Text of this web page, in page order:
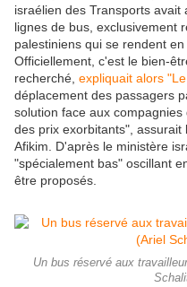
israélien des Transports
lignes de bus, exclusivement
palestiniens qui se rendent en
Officiellement, c'est le bien-
recherché, expliquait alors
déplacement des passagers
solution face aux
des prix exorbitants",
Afikim. D'après le ministère
"spécialement bas" oscillant
être proposés.
Un bus réservé aux